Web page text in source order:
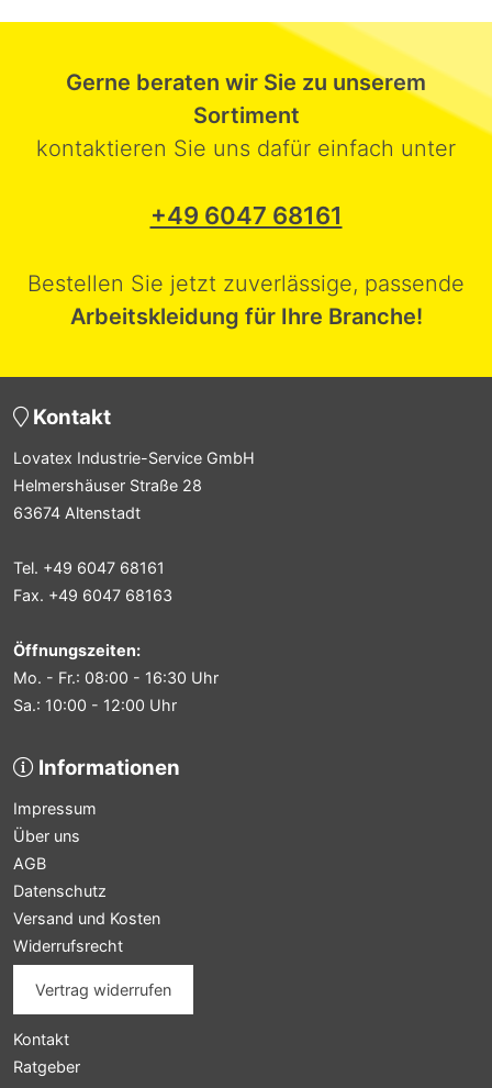
Gerne beraten wir Sie zu unserem
Sortiment
kontaktieren Sie uns dafür einfach unter
+49 6047 68161
Bestellen Sie jetzt zuverlässige, passende
Arbeitskleidung für Ihre Branche!
Kontakt
Lovatex Industrie-Service GmbH
Helmershäuser Straße 28
63674 Altenstadt
Tel. +49 6047 68161
Fax. +49 6047 68163
Öffnungszeiten:
Mo. - Fr.: 08:00 - 16:30 Uhr
Sa.: 10:00 - 12:00 Uhr
Informationen
Impressum
Über uns
AGB
Datenschutz
Versand und Kosten
Widerrufsrecht
Vertrag widerrufen
Kontakt
Ratgeber